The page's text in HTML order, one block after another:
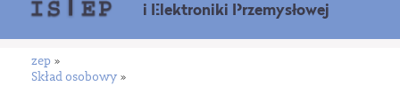
i Elektroniki Przemysłowej
zep »
Skład osobowy »